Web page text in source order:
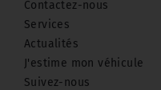
Contactez-nous
Services
Actualités
J'estime mon véhicule
Suivez-nous